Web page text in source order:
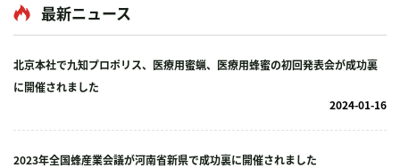
最新ニュース
北京本社で九知プロポリス、医療用蜜蝋、医療用蜂蜜の初回発表会が成功裏
に開催されました
2024-01-16
2023年全国蜂産業会議が河南省新県で成功裏に開催されました